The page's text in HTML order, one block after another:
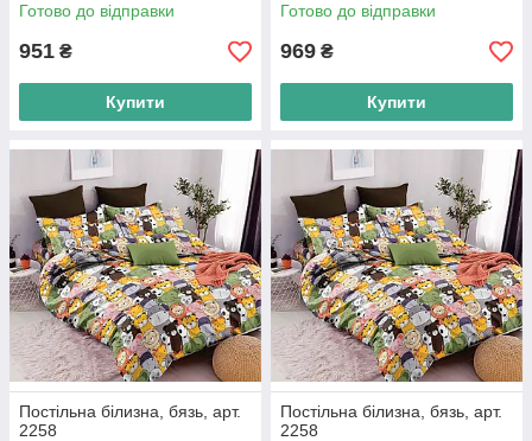
Готово до відправки
951 ₴
Купити
Готово до відправки
969 ₴
Купити
Постільна білизна, бязь, арт.
2258
Постільна білизна, бязь, арт.
2258